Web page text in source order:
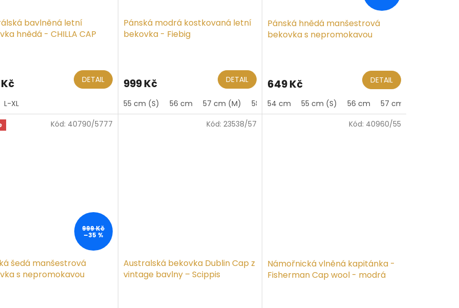
bavlněná letní
hnědá - CHILLA CAP
DETAIL
L-XL
Pánská modrá kostkovaná letní
bekovka - Fiebig
je
z
5
999 Kč DETAIL
55 cm (S) 56 cm 57 cm (M) 58 cm 60 cm
Pánská hnědá manšestrová
bekovka s nepromokavou
je
z
5
649 Kč DETAIL
54 cm 55 cm (S) 56 cm 57 cm (M)
999 Kč
–35 %
šedá manšestrová
s nepromokavou
Kód: 40790/5777
Australská bekovka Dublin Cap z
vintage bavlny – Scippis
Kód: 23538/57
Námořnická vlněná kapitánka -
Fisherman Cap wool - modrá
Kód: 40960/55